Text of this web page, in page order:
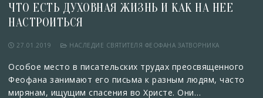
ЧТО ЕСТЬ ДУХОВНАЯ ЖИЗНЬ И КАК НА НЕЕ
НАСТРОИТЬСЯ
27.01.2019 НАСЛЕДИЕ СВЯТИТЕЛЯ ФЕОФАНА ЗАТВОРНИКА
Особое место в писательских трудах преосвященного
Феофана занимают его письма к разным людям, часто
мирянам, ищущим спасения во Христе. Они…